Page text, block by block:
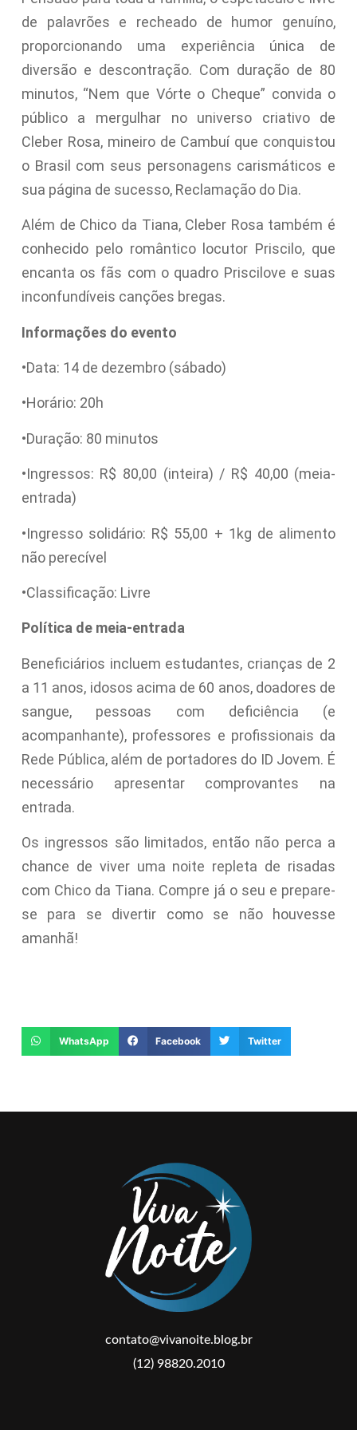
de palavrões e recheado de humor genuíno,
proporcionando uma experiência única de
diversão e descontração. Com duração de 80
minutos, “Nem que Vórte o Cheque” convida o
público a mergulhar no universo criativo de
Cleber Rosa, mineiro de Cambuí que conquistou
o Brasil com seus personagens carismáticos e
sua página de sucesso, Reclamação do Dia.
Além de Chico da Tiana, Cleber Rosa também é
conhecido pelo romântico locutor Priscilo, que
encanta os fãs com o quadro Priscilove e suas
inconfundíveis canções bregas.
Informações do evento
•Data: 14 de dezembro (sábado)
•Horário: 20h
•Duração: 80 minutos
•Ingressos: R$ 80,00 (inteira) / R$ 40,00 (meia-
entrada)
•Ingresso solidário: R$ 55,00 + 1kg de alimento
não perecível
•Classificação: Livre
Política de meia-entrada
Beneficiários incluem estudantes, crianças de 2
a 11 anos, idosos acima de 60 anos, doadores de
sangue, pessoas com deficiência (e
acompanhante), professores e profissionais da
Rede Pública, além de portadores do ID Jovem. É
necessário apresentar comprovantes na
entrada.
Os ingressos são limitados, então não perca a
chance de viver uma noite repleta de risadas
com Chico da Tiana. Compre já o seu e prepare-
se para se divertir como se não houvesse
amanhã!
WhatsApp Facebook Twitter
contato@vivanoite.blog.br
(12) 98820.2010